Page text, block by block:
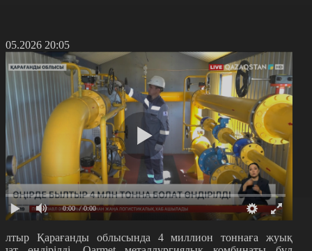
20:05
0:00 / 0:00
Қарағанды облысында 4 миллион тоннаға жуық